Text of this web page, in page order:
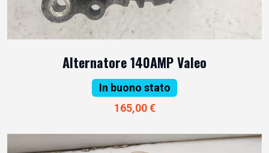
Alternatore 140AMP Valeo
In buono stato
165,00 €